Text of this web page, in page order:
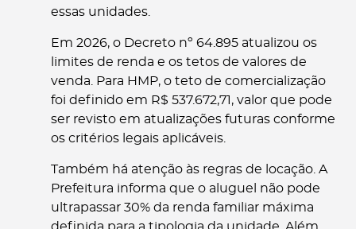
essas unidades.
Em 2026, o Decreto nº 64.895 atualizou os
limites de renda e os tetos de valores de
venda. Para HMP, o teto de comercialização
foi definido em R$ 537.672,71, valor que pode
ser revisto em atualizações futuras conforme
os critérios legais aplicáveis.
Também há atenção às regras de locação. A
Prefeitura informa que o aluguel não pode
ultrapassar 30% da renda familiar máxima